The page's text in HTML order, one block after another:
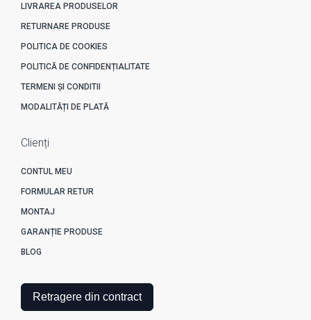
LIVRAREA PRODUSELOR
RETURNARE PRODUSE
POLITICA DE COOKIES
POLITICĂ DE CONFIDENȚIALITATE
TERMENI ȘI CONDITII
MODALITĂȚI DE PLATĂ
Clienți
CONTUL MEU
FORMULAR RETUR
MONTAJ
GARANȚIE PRODUSE
BLOG
Retragere din contract